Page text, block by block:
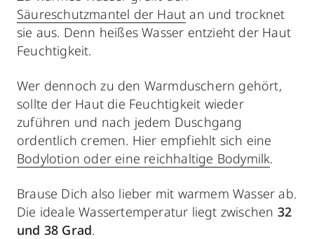
Säureschutzmantel der Haut an und trocknet
sie aus. Denn heißes Wasser entzieht der Haut
Feuchtigkeit.
Wer dennoch zu den Warmduschern gehört,
sollte der Haut die Feuchtigkeit wieder
zuführen und nach jedem Duschgang
ordentlich cremen. Hier empfiehlt sich eine
Bodylotion oder eine reichhaltige Bodymilk.
Brause Dich also lieber mit warmem Wasser ab.
Die ideale Wassertemperatur liegt zwischen 32
und 38 Grad.